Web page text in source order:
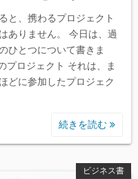
と、携わるプロジェクト
ありません。 今日は、過
ひとつについて書きま
ロジェクト それは、ま
どに参加したプロジェク
続きを読む
ビジネス書